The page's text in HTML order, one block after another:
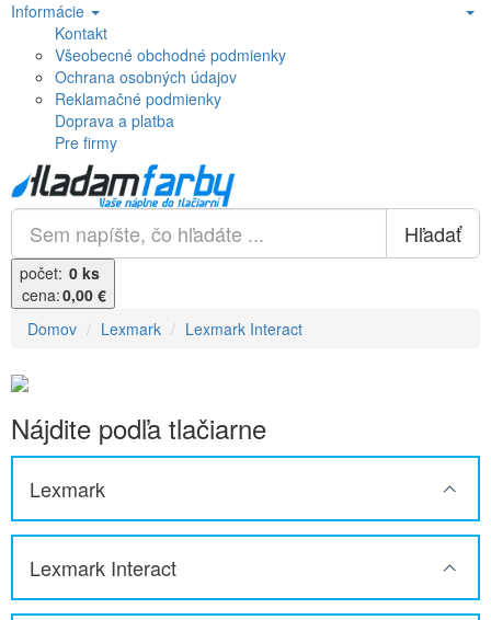
Informácie
Kontakt
Všeobecné obchodné podmienky
Ochrana osobných údajov
Reklamačné podmienky
Doprava a platba
Pre firmy
Hľadať
počet: 0 ks
cena:0,00 €
Domov
Lexmark Lexmark Interact
Nájdite podľa tlačiarne
Lexmark
Lexmark Interact